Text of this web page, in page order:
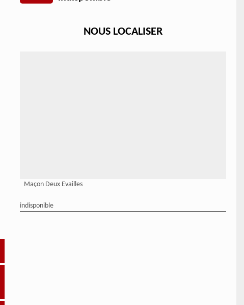
NOUS LOCALISER
Maçon Deux Evailles
indisponible